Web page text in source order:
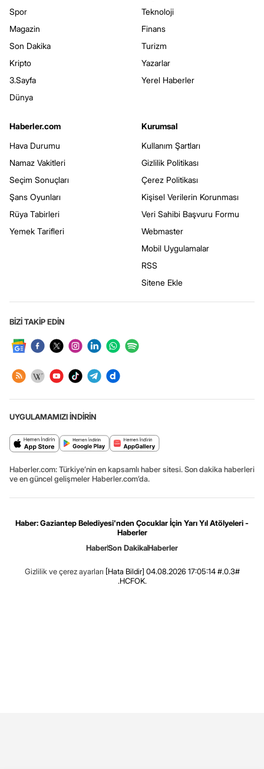
Spor
Magazin
Son Dakika
Kripto
3.Sayfa
Dünya
Teknoloji
Finans
Turizm
Yazarlar
Yerel Haberler
Haberler.com
Hava Durumu
Namaz Vakitleri
Seçim Sonuçları
Şans Oyunları
Rüya Tabirleri
Yemek Tarifleri
Kurumsal
Kullanım Şartları
Gizlilik Politikası
Çerez Politikası
Kişisel Verilerin Korunması
Veri Sahibi Başvuru Formu
Webmaster
Mobil Uygulamalar
RSS
Sitene Ekle
BİZİ TAKİP EDİN
UYGULAMAMIZI İNDİRİN
Haberler.com: Türkiye’nin en kapsamlı haber sitesi. Son dakika haberleri
ve en güncel gelişmeler Haberler.com’da.
Haber: Gaziantep Belediyesi'nden Çocuklar İçin Yarı Yıl Atölyeleri -
Haberler
HaberSon DakikaHaberler
Gizlilik ve çerez ayarları [Hata Bildir] 04.08.2026 17:05:14 #.0.3#
.HCFOK.